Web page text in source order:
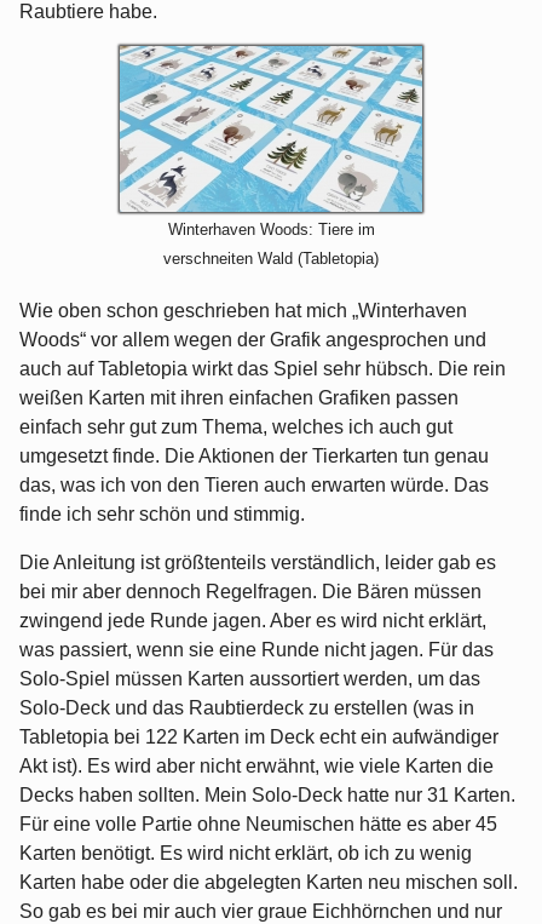
Raubtiere habe.
Winterhaven Woods: Tiere im
verschneiten Wald (Tabletopia)
Wie oben schon geschrieben hat mich „Winterhaven
Woods“ vor allem wegen der Grafik angesprochen und
auch auf Tabletopia wirkt das Spiel sehr hübsch. Die rein
weißen Karten mit ihren einfachen Grafiken passen
einfach sehr gut zum Thema, welches ich auch gut
umgesetzt finde. Die Aktionen der Tierkarten tun genau
das, was ich von den Tieren auch erwarten würde. Das
finde ich sehr schön und stimmig.
Die Anleitung ist größtenteils verständlich, leider gab es
bei mir aber dennoch Regelfragen. Die Bären müssen
zwingend jede Runde jagen. Aber es wird nicht erklärt,
was passiert, wenn sie eine Runde nicht jagen. Für das
Solo-Spiel müssen Karten aussortiert werden, um das
Solo-Deck und das Raubtierdeck zu erstellen (was in
Tabletopia bei 122 Karten im Deck echt ein aufwändiger
Akt ist). Es wird aber nicht erwähnt, wie viele Karten die
Decks haben sollten. Mein Solo-Deck hatte nur 31 Karten.
Für eine volle Partie ohne Neumischen hätte es aber 45
Karten benötigt. Es wird nicht erklärt, ob ich zu wenig
Karten habe oder die abgelegten Karten neu mischen soll.
So gab es bei mir auch vier graue Eichhörnchen und nur